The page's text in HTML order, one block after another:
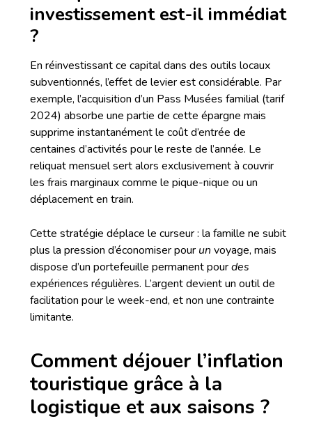
investissement est-il immédiat
?
En réinvestissant ce capital dans des outils locaux
subventionnés, l’effet de levier est considérable. Par
exemple, l’acquisition d’un Pass Musées familial (tarif
2024) absorbe une partie de cette épargne mais
supprime instantanément le coût d’entrée de
centaines d’activités pour le reste de l’année. Le
reliquat mensuel sert alors exclusivement à couvrir
les frais marginaux comme le pique-nique ou un
déplacement en train.
Cette stratégie déplace le curseur : la famille ne subit
plus la pression d’économiser pour un voyage, mais
dispose d’un portefeuille permanent pourdes
expériences régulières. L’argent devient un outil de
facilitation pour le week-end, et non une contrainte
limitante.
Comment déjouer l’inflation
touristique grâce à la
logistique et aux saisons ?